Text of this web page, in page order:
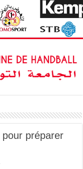
préparer